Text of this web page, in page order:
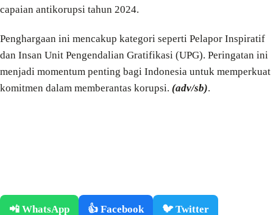
capaian antikorupsi tahun 2024.
Penghargaan ini mencakup kategori seperti Pelapor Inspiratif
dan Insan Unit Pengendalian Gratifikasi (UPG). Peringatan ini
menjadi momentum penting bagi Indonesia untuk memperkuat
komitmen dalam memberantas korupsi. (adv/sb).
📲 WhatsApp 👍 Facebook 🐦 Twitter